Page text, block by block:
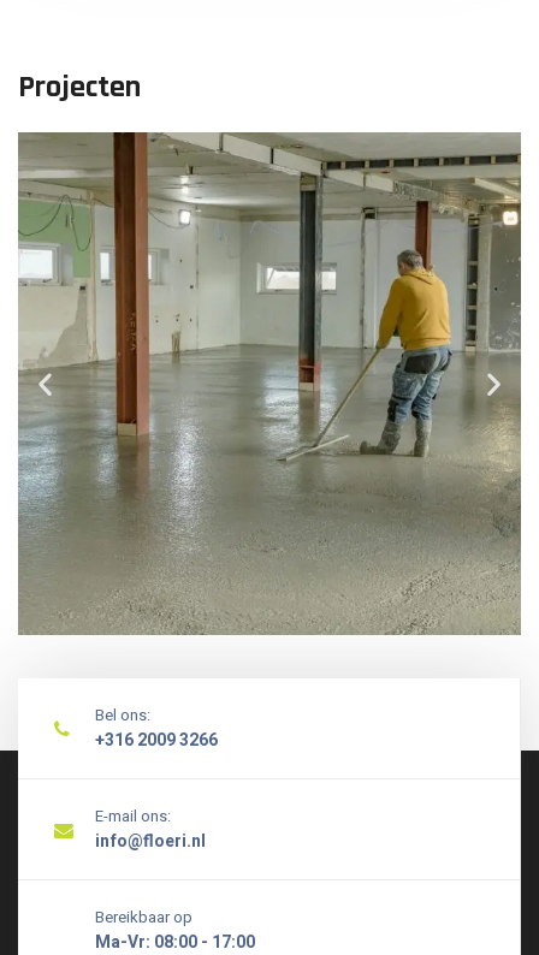
Projecten
Bel ons:
+316 2009 3266
E-mail ons:
info@floeri.nl
Bereikbaar op
Ma-Vr: 08:00 - 17:00